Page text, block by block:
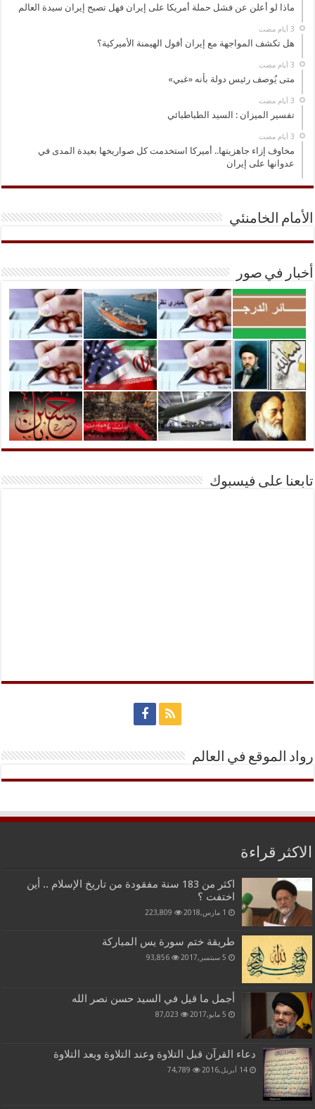
ماذا لو أعلن عن فشل حملة أمريكا على إيران فهل تصبح إيران سيدة العالم
هل تكشف المواجهة مع إيران أفول الهيمنة الأميركية؟
متى يُوصف رئيس دولة بأنه «غبي»
تفسير الميزان : السيد الطباطبائي
مخاوف إزاء جاهزيتها.. أميركا استخدمت كل صواريخها بعيدة المدى في
عدوانها على إيران
الأمام الخامنئي
أخبار في صور
تابعنا على فيسبوك
رواد الموقع في العالم
الاكثر قراءة
اكثر من 183 سنة مفقودة من تاريخ الإسلام .. أين
اختفت ؟
1 مارس,2018 223,809
طريقة ختم سورة يس المباركة
5 سبتمبر,2017 93,856
أجمل ما قيل في السيد حسن نصر الله
5 مايو,2017 87,023
دعاء القرآن قبل التلاوة وعند التلاوة وبعد التلاوة
14 أبريل,2016 74,789